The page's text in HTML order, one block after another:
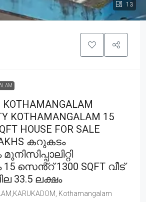
13
KOTHAMANGALAM
KOTHAMANGALAM 15
HOUSE FOR SALE
കറുകടം
സെൻ്റ് 1300 SQFT വീട്
33.5 ലക്ഷം
Kothamangalam